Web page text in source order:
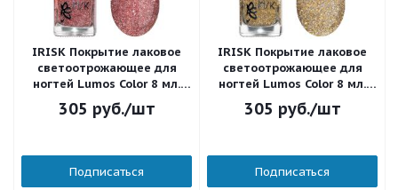
IRISK Покрытие лаковое
светоотрожающее для
ногтей Lumos Color 8 мл.
Д601-12 (002)
305 руб./шт
Подписаться
IRISK Покрытие лаковое
светоотрожающее для
ногтей Lumos Color 8 мл.
Д601-12 (001)
305 руб./шт
Подписаться